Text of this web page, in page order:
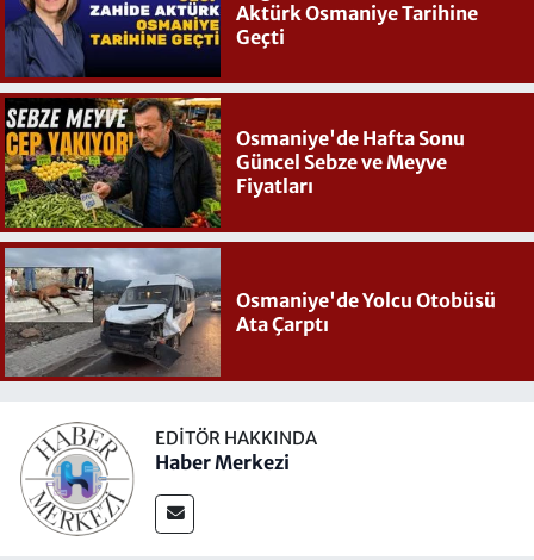
Aktürk Osmaniye Tarihine
Geçti
Osmaniye'de Hafta Sonu
Güncel Sebze ve Meyve
Fiyatları
Osmaniye'de Yolcu Otobüsü
Ata Çarptı
EDITÖR HAKKINDA
Haber Merkezi